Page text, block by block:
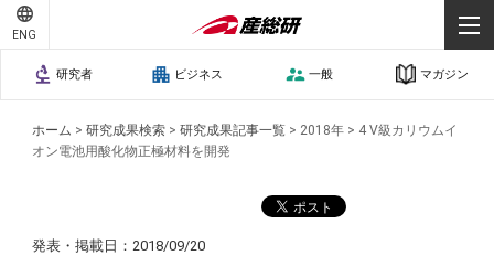
ENG
研究者 ビジネス 一般 マガジン
ホーム >研究成果検索 >研究成果記事一覧 > 2018年 > 4 V級カリウムイ
オン電池用酸化物正極材料を開発
発表・掲載日：2018/09/20